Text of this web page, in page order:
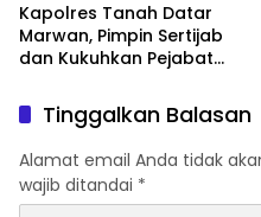
Kapolres Tanah Datar
Marwan, Pimpin Sertijab
dan Kukuhkan Pejabat
Tinggalkan Balasan
Alamat email Anda tidak
wajib ditandai *